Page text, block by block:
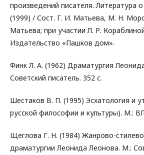
произведений писателя. Литература
(1999) / Сост. Г. И. Матьева, М. Н.
Матьева; при участии Л. Р.
Издательство «Пашков дом».
Финк Л. А. (1962) Драматургия
Советский писатель. 352 с.
Шестаков В. П. (1995) Эсхатология и
русской философии и культуры). М.:
Щеглова Г. Н. (1984) Жанрово-
драматургии Леонида Леонова. М.: